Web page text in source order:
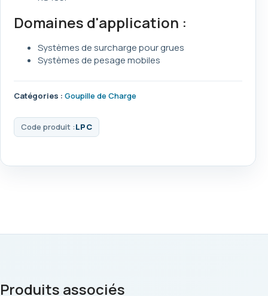
Domaines d'application :
Systèmes de surcharge pour grues
Systèmes de pesage mobiles
Catégories : Goupille de Charge
Code produit :LPC
Produits associés